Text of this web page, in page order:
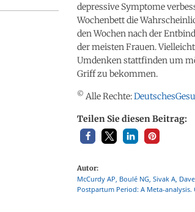
depressive Symptome
Wochenbett die
den Wochen nach der
der meisten Frauen.
Umdenken stattfinden um
Griff zu bekommen.
© Alle Rechte:
Teilen Sie diesen Beitrag:
Autor:
McCurdy AP, Boulé NG, Sivak A,
Postpartum Period: A Meta-analysis.